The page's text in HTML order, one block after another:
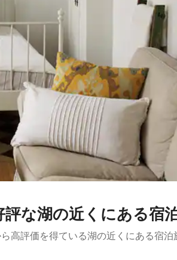
な湖の近くにある宿
高評価を得ている湖の近くにある宿